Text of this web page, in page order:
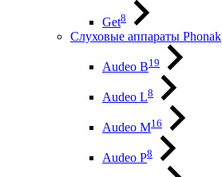
Get8
Слуховые аппараты Phonak
Audeo B19
Audeo L8
Audeo М16
Audeo P8